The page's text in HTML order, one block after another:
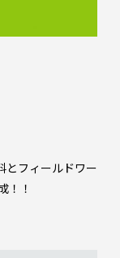
とフィールドワー
！！